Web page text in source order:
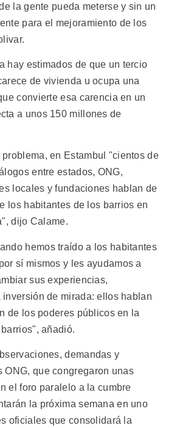
la gente pueda meterse y sin un
para el mejoramiento de los
hay estimados de que un tercio
de vivienda u ocupa una
convierte esa carencia en un
a unos 150 millones de
problema, en Estambul "cientos de
entre estados, ONG,
locales y fundaciones hablan de
los habitantes de los barrios en
dijo Calame.
hemos traído a los habitantes
sí mismos y les ayudamos a
sus experiencias,
inversión de mirada: ellos hablan
de los poderes públicos en la
añadió.
demandas y
ONG, que congregaron unas
el foro paralelo a la cumbre
la próxima semana en uno
oficiales que consolidará la